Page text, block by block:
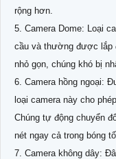
rộng hơn.
5. Camera Dome: Loại
cầu và thường được lắp
nhỏ gọn, chúng khó bị
6. Camera hồng ngoại:
loại camera này cho
Chúng tự động chuyển
nét ngay cả trong bóng
7. Camera không dây: